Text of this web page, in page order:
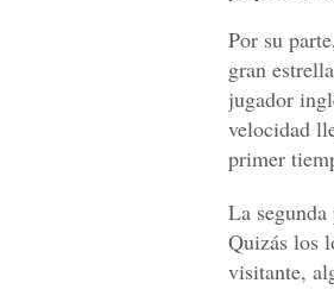
Por su
gran
jugador
velocidad
primer
La
Quizás los
visitante,